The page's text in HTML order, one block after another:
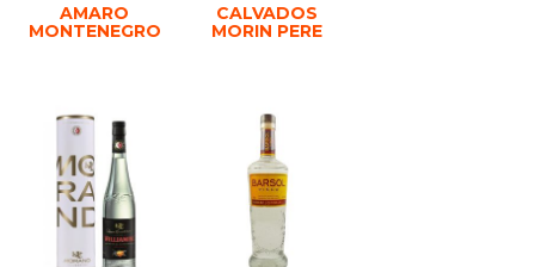
AMARO
MONTENEGRO
CALVADOS
MORIN PERE